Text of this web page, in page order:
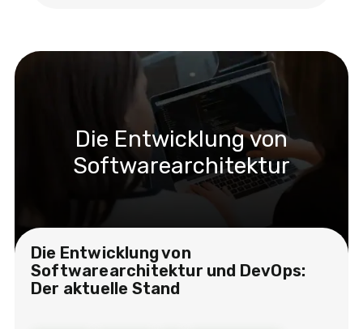
Die Entwicklung von
Softwarearchitektur
Die Entwicklung von
Softwarearchitektur und DevOps:
Der aktuelle Stand